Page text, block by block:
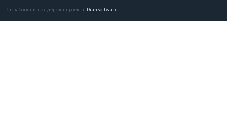
Разработка и поддержка проекта: DianSoftware